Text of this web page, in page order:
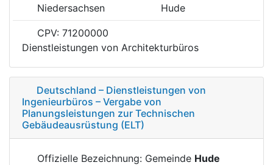
Niedersachsen
Hude
CPV: 71200000
Dienstleistungen von Architekturbüros
Deutschland – Dienstleistungen von
Ingenieurbüros – Vergabe von
Planungsleistungen zur Technischen
Gebäudeausrüstung (ELT)
Offizielle Bezeichnung: Gemeinde Hude